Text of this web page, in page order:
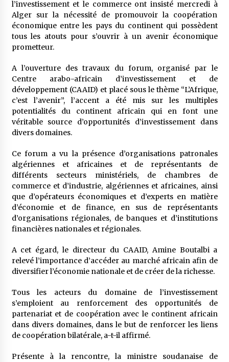
5 ans ago
Rencontre nocturne dans le désert (Un conte
touareg)
Un conte targui/ Quand la tête est vide
5 ans ago
Tradition orale/ D’où viennent les contes et à
l’investissement et le commerce ont insisté mercredi à
Alger sur la nécessité de promouvoir la coopération
économique entre les pays du continent qui possèdent
tous les atouts pour s’ouvrir à un avenir économique
prometteur.
A l’ouverture des travaux du forum, organisé par le
Centre arabo-africain d’investissement et de
développement (CAAID) et placé sous le thème “L’Afrique,
c’est l’avenir”, l’accent a été mis sur les multiples
potentialités du continent africain qui en font une
véritable source d’opportunités d’investissement dans
divers domaines.
Ce forum a vu la présence d’organisations patronales
algériennes et africaines et de représentants de
différents secteurs ministériels, de chambres de
commerce et d’industrie, algériennes et africaines, ainsi
que d’opérateurs économiques et d’experts en matière
d’économie et de finance, en sus de représentants
d’organisations régionales, de banques et d’institutions
financières nationales et régionales.
A cet égard, le directeur du CAAID, Amine Boutalbi a
relevé l’importance d’accéder au marché africain afin de
diversifier l’économie nationale et de créer de la richesse.
Tous les acteurs du domaine de l’investissement
s’emploient au renforcement des opportunités de
partenariat et de coopération avec le continent africain
dans divers domaines, dans le but de renforcer les liens
de coopération bilatérale, a-t-il affirmé.
Présente à la rencontre, la ministre soudanaise de